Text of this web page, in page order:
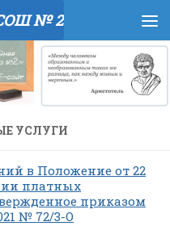
№ 2
УСЛУГИ
в Положение от 22
платных
приказом
№ 72/3-О